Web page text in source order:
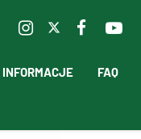
INFORMACJE FAQ